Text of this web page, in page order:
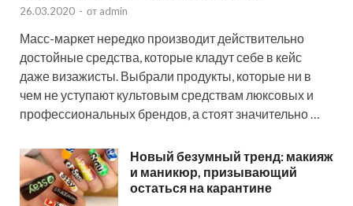
26.03.2020 - от admin
Масс-маркет нередко производит действительно
достойные средства, которые кладут себе в кейс
даже визажисты. Выбрали продукты, которые ни в
чем не уступают культовым средствам люксовых и
профессиональных брендов, а стоят значительно …
Новый безумный тренд: макияж
и маникюр, призывающий
остаться на карантине